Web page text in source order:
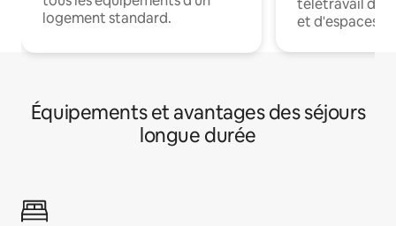
logement standard.
et d'espaces
Équipements et avantages des séjours
longue durée